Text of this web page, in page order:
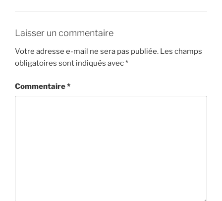
Laisser un commentaire
Votre adresse e-mail ne sera pas publiée. Les champs
obligatoires sont indiqués avec*
Commentaire*